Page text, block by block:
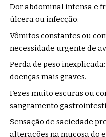
Dor abdominal intensa e
úlcera ou infecção.
Vômitos constantes ou
necessidade urgente de
Perda de peso
doenças mais graves.
Fezes muito escuras ou
sangramento
Sensação de saciedade
alterações na mucosa do